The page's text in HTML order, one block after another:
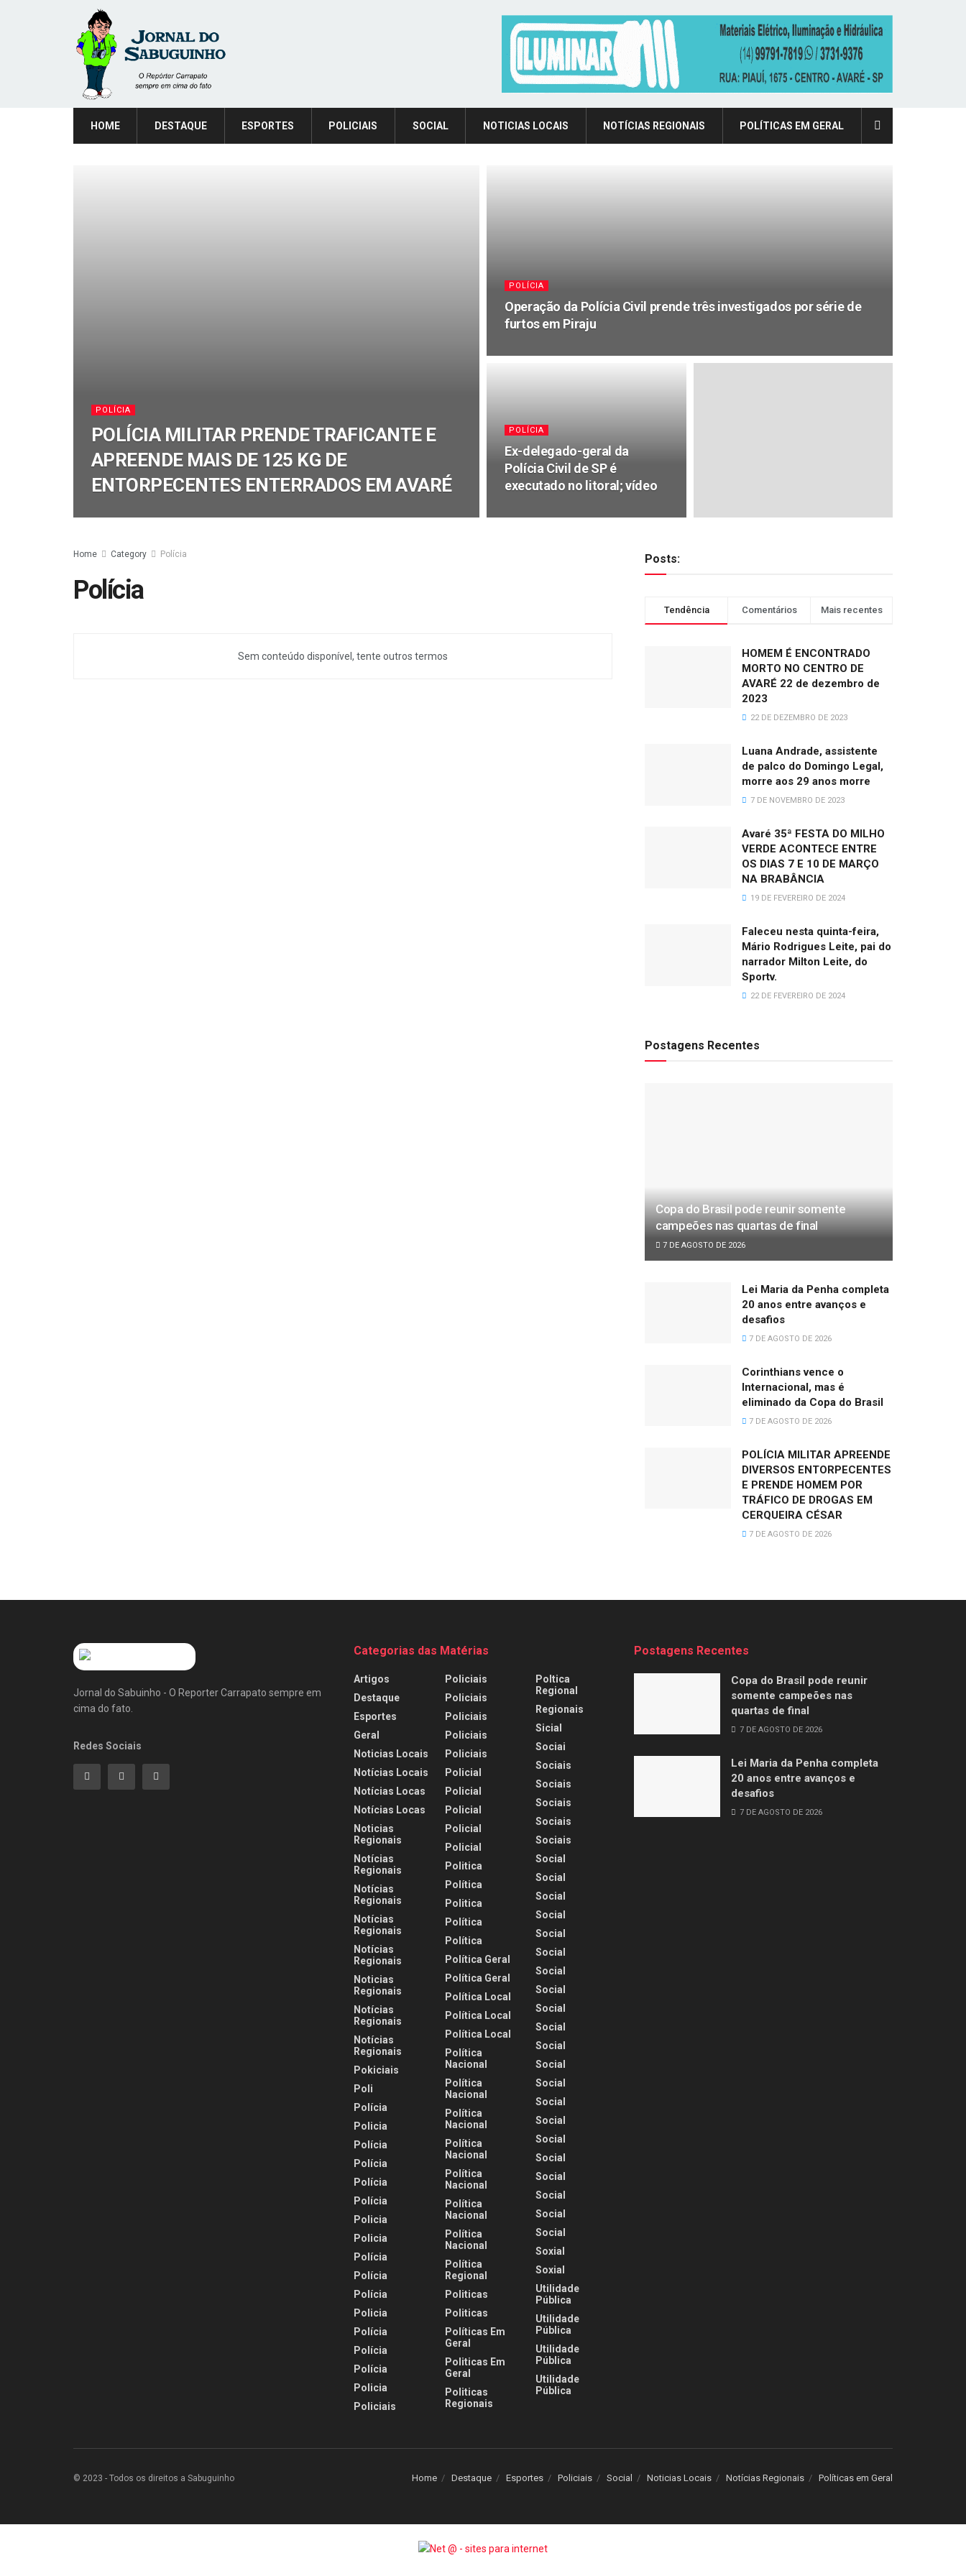
HOME DESTAQUE ESPORTES POLICIAIS SOCIAL NOTICIAS LOCAIS NOTÍCIAS REGIONAIS POLÍTICAS EM GERAL
POLÍCIA
POLÍCIA MILITAR PRENDE TRAFICANTE E
APREENDE MAIS DE 125 KG DE
ENTORPECENTES ENTERRADOS EM AVARÉ
POLÍCIA
Operação da Polícia Civil prende três investigados por série de
furtos em Piraju
POLÍCIA
Ex-delegado-geral da
Polícia Civil de SP é
executado no litoral; vídeo
Home Category Polícia
Polícia
Sem conteúdo disponível, tente outros termos
Posts:
Tendência Comentários Mais recentes
HOMEM É ENCONTRADO
MORTO NO CENTRO DE
AVARÉ 22 de dezembro de
2023
22 DE DEZEMBRO DE 2023
Luana Andrade, assistente
de palco do Domingo Legal,
morre aos 29 anos morre
7 DE NOVEMBRO DE 2023
Avaré 35ª FESTA DO MILHO
VERDE ACONTECE ENTRE
OS DIAS 7 E 10 DE MARÇO
NA BRABÂNCIA
19 DE FEVEREIRO DE 2024
Faleceu nesta quinta-feira,
Mário Rodrigues Leite, pai do
narrador Milton Leite, do
Sportv.
22 DE FEVEREIRO DE 2024
Postagens Recentes
Copa do Brasil pode reunir somente
campeões nas quartas de final
7 DE AGOSTO DE 2026
Lei Maria da Penha completa
20 anos entre avanços e
desafios
7 DE AGOSTO DE 2026
Corinthians vence o
Internacional, mas é
eliminado da Copa do Brasil
7 DE AGOSTO DE 2026
POLÍCIA MILITAR APREENDE
DIVERSOS ENTORPECENTES
E PRENDE HOMEM POR
TRÁFICO DE DROGAS EM
CERQUEIRA CÉSAR
7 DE AGOSTO DE 2026
Jornal do Sabuinho - O Reporter Carrapato sempre em
cima do fato.
Redes Sociais
Categorias das Matérias
Artigos
Destaque
Esportes
Geral
Noticias Locais
Notícias Locais
Notícias Locas
Notícias Locas
Noticias
Regionais
Notícias
Regionais
Notícias
Regionais
Notícias
Regionais
Notícias
Regionais
Noticias
Regionais
Notícias
Regionais
Notícias
Regionais
Pokiciais
Poli
Polícia
Policia
Polícia
Polícia
Polícia
Polícia
Policia
Policia
Polícia
Polícia
Polícia
Policia
Polícia
Polícia
Polícia
Policia
Policiais
Policiais
Policiais
Policiais
Policiais
Policiais
Policial
Policial
Policial
Policial
Policial
Politica
Política
Politica
Política
Política
Política Geral
Política Geral
Política Local
Política Local
Política Local
Política
Nacional
Política
Nacional
Política
Nacional
Política
Nacional
Política
Nacional
Política
Nacional
Política
Nacional
Política
Regional
Politicas
Politicas
Políticas Em
Geral
Politicas Em
Geral
Politicas
Regionais
Poltica
Regional
Regionais
Sicial
Sociai
Sociais
Sociais
Sociais
Sociais
Sociais
Social
Social
Social
Social
Social
Social
Social
Social
Social
Social
Social
Social
Social
Social
Social
Social
Social
Social
Social
Social
Social
Soxial
Soxial
Utilidade
Pública
Utilidade
Pública
Utilidade
Pública
Utilidade
Pública
Postagens Recentes
Copa do Brasil pode reunir
somente campeões nas
quartas de final
7 DE AGOSTO DE 2026
Lei Maria da Penha completa
20 anos entre avanços e
desafios
7 DE AGOSTO DE 2026
Home Destaque Esportes Policiais Social Noticias Locais Notícias Regionais Políticas em Geral
© 2023 - Todos os direitos a Sabuguinho